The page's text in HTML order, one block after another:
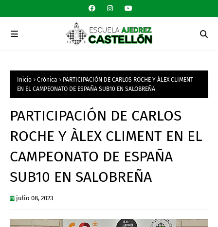
Inicio Crónica
PARTICIPACIÓN DE CARLOS ROCHE Y ÀLEX CLIMENT
EN EL CAMPEONATO DE ESPAÑA SUB10 EN SALOBREÑA
PARTICIPACIÓN DE CARLOS
ROCHE Y ÀLEX CLIMENT EN EL
CAMPEONATO DE ESPAÑA
SUB10 EN SALOBREÑA
julio 08, 2023